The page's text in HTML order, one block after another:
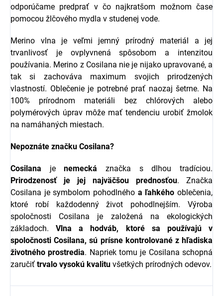
odporúčame predprať v čo najkratšom možnom čase
pomocou žlčového mydla v studenej vode.
Merino vlna je veľmi jemný prírodný materiál a jej
trvanlivosť je ovplyvnená spôsobom a intenzitou
používania. Merino z Cosilana nie je nijako upravované, a
tak si zachováva maximum svojich prirodzených
vlastností. Oblečenie je potrebné prať naozaj šetrne. Na
100% prírodnom materiáli bez chlórových alebo
polymérových úprav môže mať tendenciu urobiť žmolok
na namáhaných miestach.
Nepoznáte značku Cosilana?
Cosilana jenemecká značka s dlhou tradíciou.
Prirodzenosť je jej najväčšou prednosťou. Značka
Cosilana je symbolom pohodlného a ľahkého oblečenia,
ktoré robí každodenný život pohodlnejším. Výroba
spoločnosti Cosilana je založená na ekologických
základoch.Vlna a hodváb, ktoré sa používajú v
spoločnosti Cosilana, sú prísne kontrolované z hľadiska
životného prostredia. Napriek tomu je Cosilana schopná
zaručiť trvalo vysokú kvalitu všetkých prírodných odevov.